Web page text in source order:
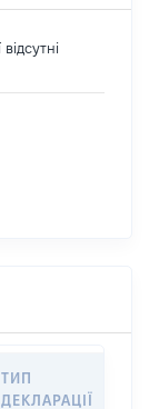
ТИП
ДЕКЛАРАЦІЇ